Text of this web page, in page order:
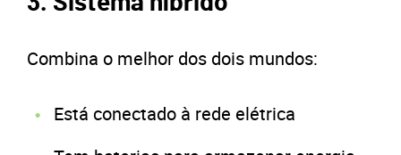
Combina o melhor dos dois mundos:
Está conectado à rede elétrica